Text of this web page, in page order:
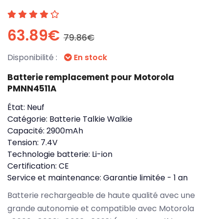
63.89€ 79.86€
Disponibilité : En stock
Batterie remplacement pour Motorola
PMNN4511A
État: Neuf
Catégorie: Batterie Talkie Walkie
Capacité: 2900mAh
Tension: 7.4V
Technologie batterie: Li-ion
Certification: CE
Service et maintenance: Garantie limitée - 1 an
Batterie rechargeable de haute qualité avec une
grande autonomie et compatible avec Motorola